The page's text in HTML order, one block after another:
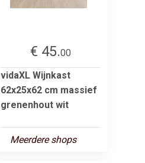
€ 45.00
vidaXL Wijnkast
62x25x62 cm massief
grenenhout wit
Meerdere shops